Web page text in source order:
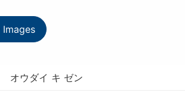
Images
オウダイ キ ゼン